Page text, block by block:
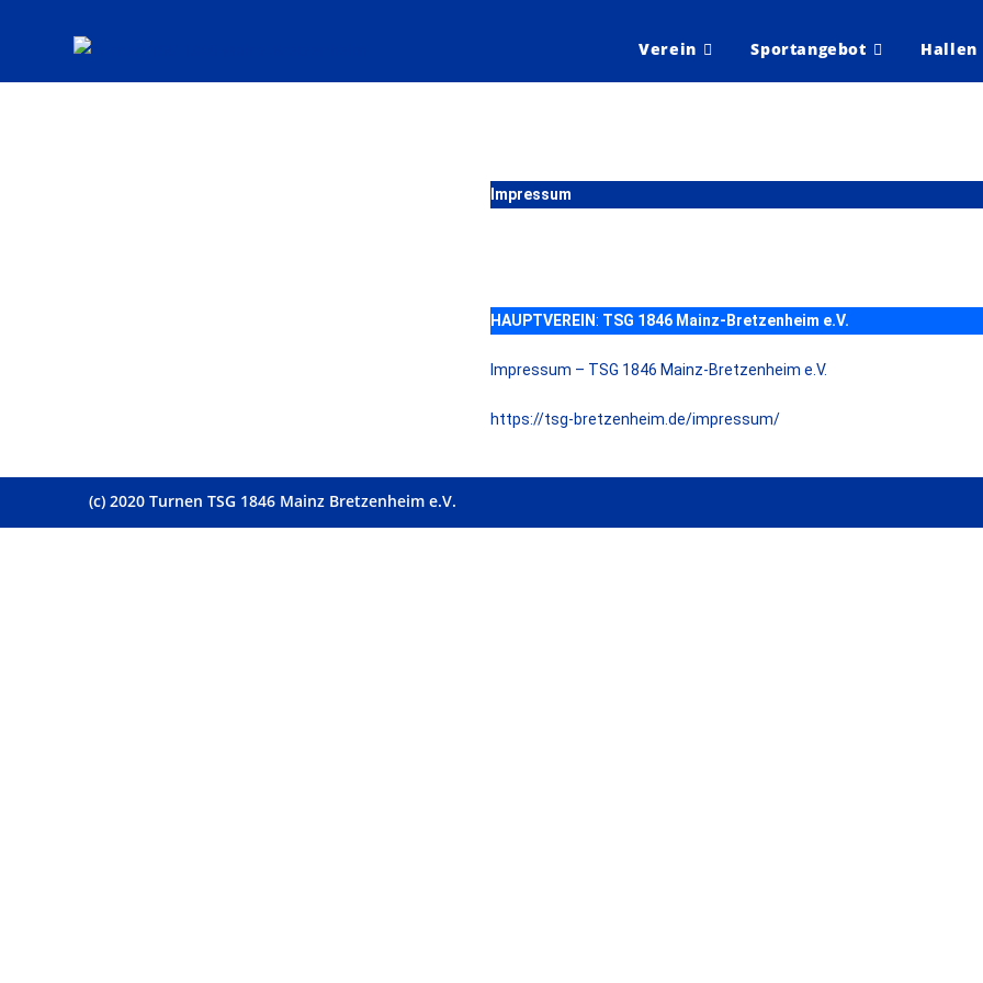
Verein Sportangebot Hallen
Impressum
HAUPTVEREIN: TSG 1846 Mainz-Bretzenheim e.V.
Impressum – TSG 1846 Mainz-Bretzenheim e.V.
https://tsg-bretzenheim.de/impressum/
(c) 2020 Turnen TSG 1846 Mainz Bretzenheim e.V.